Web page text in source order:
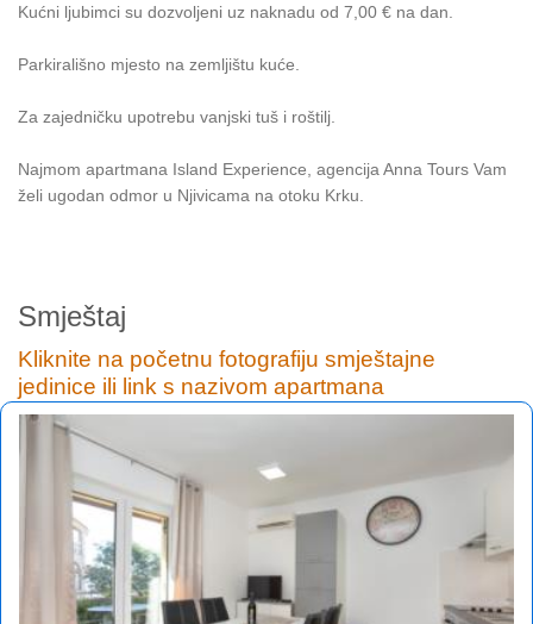
Kućni ljubimci su dozvoljeni uz naknadu od 7,00 € na dan.
Parkirališno mjesto na zemljištu kuće.
Za zajedničku upotrebu vanjski tuš i roštilj.
Najmom apartmana Island Experience, agencija Anna Tours Vam
želi ugodan odmor u Njivicama na otoku Krku.
Smještaj
Kliknite na početnu fotografiju smještajne
jedinice ili link s nazivom apartmana